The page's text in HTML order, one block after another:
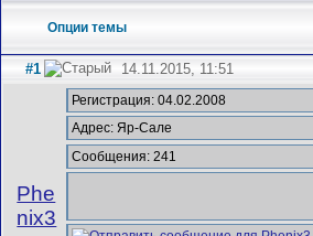
Опции темы
#1 14.11.2015, 11:51
Phe
nix3
Регистрация: 04.02.2008
Адрес: Яр-Сале
Сообщения: 241